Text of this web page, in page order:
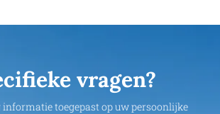
vragen?
informatie toegepast op uw persoonlijke